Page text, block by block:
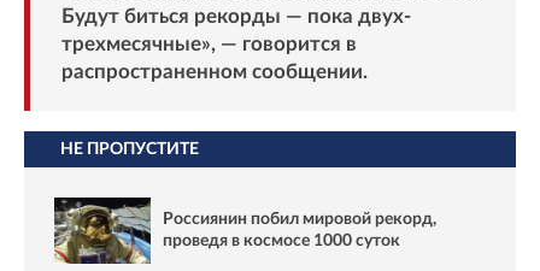
Будут биться рекорды — пока двух-
трехмесячные», — говорится в
распространенном сообщении.
НЕ ПРОПУСТИТЕ
Россиянин побил мировой рекорд,
проведя в космосе 1000 суток